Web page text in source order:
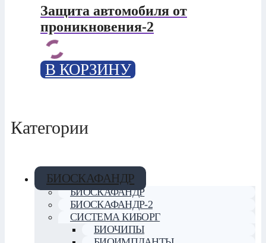
Защита автомобиля от
проникновения-2
В КОРЗИНУ
Категории
БИОСКАФАНДР
БИОСКАФАНДР
БИОСКАФАНДР-2
СИСТЕМА КИБОРГ
БИОЧИПЫ